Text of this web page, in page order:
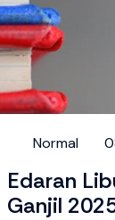
Normal
Edaran
Ganjil